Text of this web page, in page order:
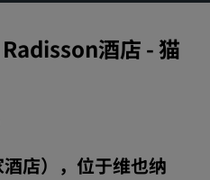
酒店 -猫
店），位于维也纳